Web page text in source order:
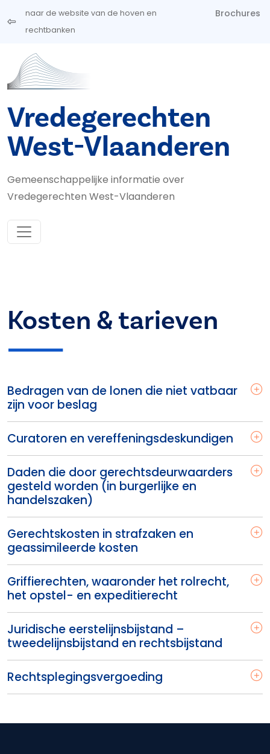
Overslaan en naar de inhoud gaan
naar de website van de hoven en
rechtbanken
Brochures
Vredegerechten
West-Vlaanderen
Gemeenschappelijke informatie over
Vredegerechten West-Vlaanderen
Kosten & tarieven
Bedragen van de lonen die niet vatbaar
zijn voor beslag
Curatoren en vereffeningsdeskundigen
Daden die door gerechtsdeurwaarders
gesteld worden (in burgerlijke en
handelszaken)
Gerechtskosten in strafzaken en
geassimileerde kosten
Griffierechten, waaronder het rolrecht,
het opstel- en expeditierecht
Juridische eerstelijnsbijstand –
tweedelijnsbijstand en rechtsbijstand
Rechtsplegingsvergoeding